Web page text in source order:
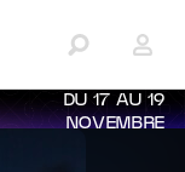
DU 17 AU 19
NOVEMBRE